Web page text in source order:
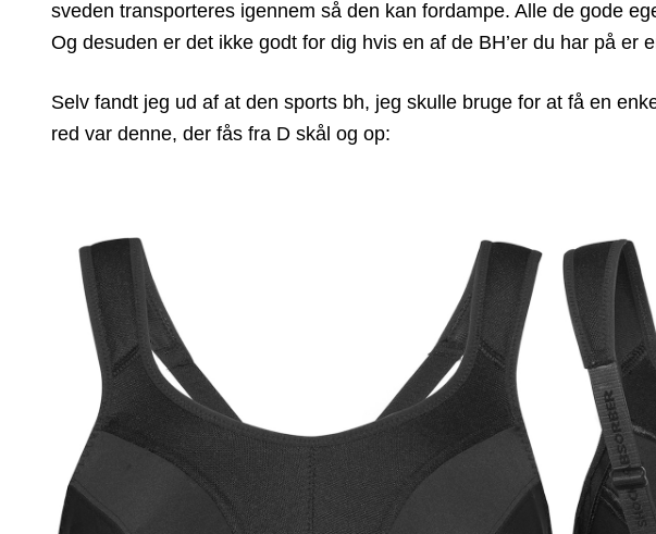
sveden transporteres igennem så den kan fordampe. Alle de gode
Og desuden er det ikke godt for dig hvis en af de BH’er du har på er
Selv fandt jeg ud af at den sports bh, jeg skulle bruge for at få en
red var denne, der fås fra D skål og op: